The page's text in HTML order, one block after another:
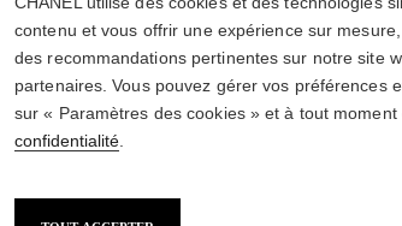
contenu et vous offrir une expérience sur
des recommandations pertinentes sur notre site
partenaires. Vous pouvez gérer vos préférences
sur « Paramètres des cookies » et à tout moment
confidentialité